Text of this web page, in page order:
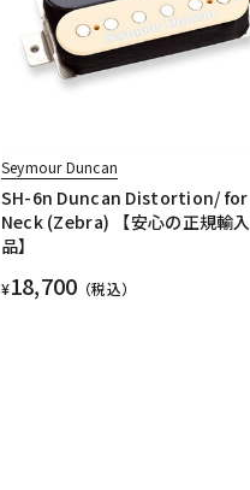
Seymour Duncan
SH-6n Duncan Distortion/ for
Neck (Zebra) 【安心の正規輸入
品】
¥18,700 （税込）